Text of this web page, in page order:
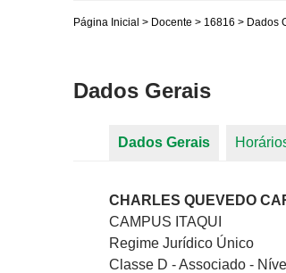
Página Inicial > Docente > 16816 > Dados
Dados Gerais
Dados Gerais (aba ativa)
CHARLES QUEVEDO
CAMPUS ITAQUI
Regime Jurídico Único
Classe D - Associado -